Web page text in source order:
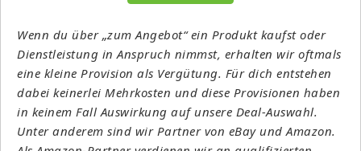
Wenn du über „zum Angebot“ ein Produkt kaufst oder
Dienstleistung in Anspruch nimmst, erhalten wir oftmals
eine kleine Provision als Vergütung. Für dich entstehen
dabei keinerlei Mehrkosten und diese Provisionen haben
in keinem Fall Auswirkung auf unsere Deal-Auswahl.
Unter anderem sind wir Partner von eBay und Amazon.